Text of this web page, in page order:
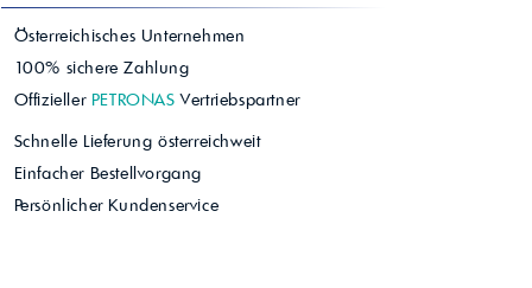
Österreichisches Unternehmen
100% sichere Zahlung
Offizieller PETRONAS Vertriebspartner
Schnelle Lieferung österreichweit
Einfacher Bestellvorgang
Persönlicher Kundenservice